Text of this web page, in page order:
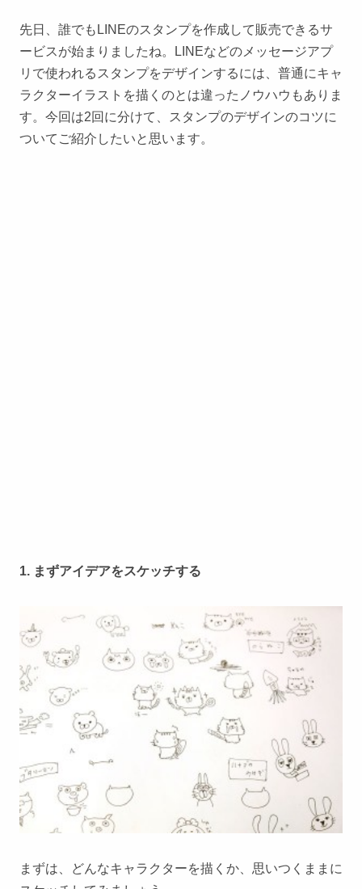
先日、誰でもLINEのスタンプを作成して販売できるサ
ービスが始まりましたね。LINEなどのメッセージアプ
リで使われるスタンプをデザインするには、普通にキャ
ラクターイラストを描くのとは違ったノウハウもありま
す。今回は2回に分けて、スタンプのデザインのコツに
ついてご紹介したいと思います。
1. まずアイデアをスケッチする
まずは、どんなキャラクターを描くか、思いつくままに